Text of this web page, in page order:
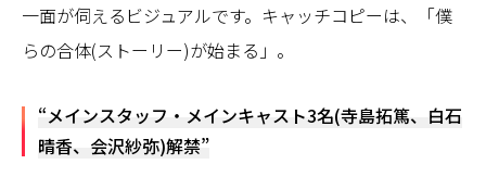
一面が伺えるビジュアルです。キャッチコピーは、「僕
らの合体(ストーリー)が始まる」。
“メインスタッフ・メインキャスト3名(寺島拓篤、白石
晴香、会沢紗弥)解禁”